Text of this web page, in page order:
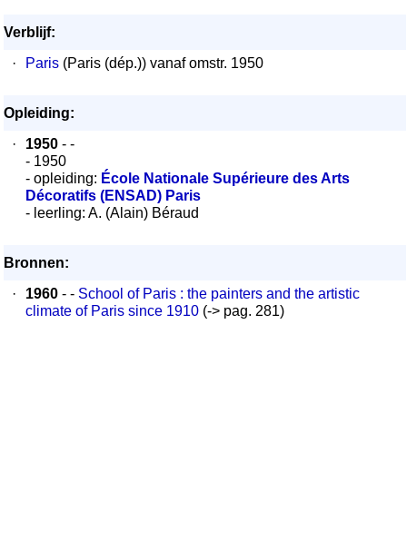
Verblijf:
·
Paris (Paris (dép.)) vanaf omstr. 1950
Opleiding:
·
1950 - -
- 1950
- opleiding: École Nationale Supérieure des Arts
Décoratifs (ENSAD) Paris
- leerling: A. (Alain) Béraud
Bronnen:
·
1960 - - School of Paris : the painters and the artistic
climate of Paris since 1910 (-> pag. 281)